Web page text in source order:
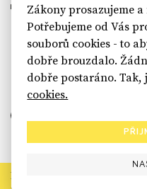
sinfin.digital
Rekonstrukce státu končí. Její
Zákony prosazujeme
Potřebujeme od Vás
souborů cookies - to
dobře brouzdalo.
dobře postaráno.
cookies.